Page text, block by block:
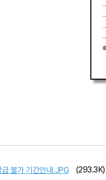
급 불가 기간안내.JPG
(293.3K)